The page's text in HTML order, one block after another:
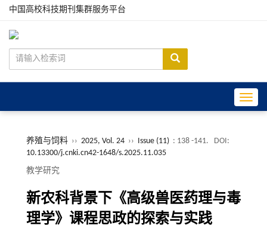
中国高校科技期刊集群服务平台
养殖与饲料 ›› 2025, Vol. 24 ›› Issue (11) : 138 -141.
DOI:
10.13300/j.cnki.cn42-1648/s.2025.11.035
教学研究
新农科背景下《高级兽医药理与毒
理学》课程思政的探索与实践